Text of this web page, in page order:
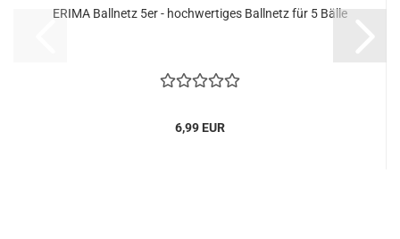
ERIMA Ballnetz 5er - hochwertiges Ballnetz für 5 Bälle
6,99 EUR